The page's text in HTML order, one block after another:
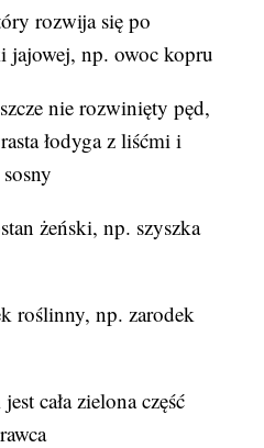
rozwija się po
jajowej, np. owoc kopru
nie rozwinięty pęd,
łodyga z liśćmi i
żeński, np. szyszka
roślinny, np. zarodek
cała zielona część